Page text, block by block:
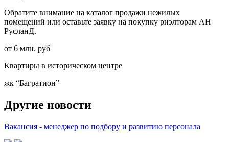
Обратите внимание на каталог продажи нежилых
помещений или оставьте заявку на покупку риэлторам АН
РусланД.
от 6 млн. руб
Квартиры в историческом центре
жк “Багратион”
Другие новости
Вакансия - менеджер по подбору и развитию персонала